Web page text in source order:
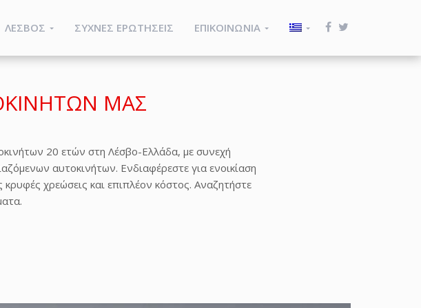
ΛΕΣΒΟΣ ΣΥΧΝΕΣ ΕΡΩΤΗΣΕΙΣ ΕΠΙΚΟΙΝΩΝΙΑ
ΜΑΣ
20 ετών στη Λέσβο-Ελλάδα, με συνεχή
αυτοκινήτων. Ενδιαφέρεστε για ενοικίαση
χρεώσεις και επιπλέον κόστος. Αναζητήστε